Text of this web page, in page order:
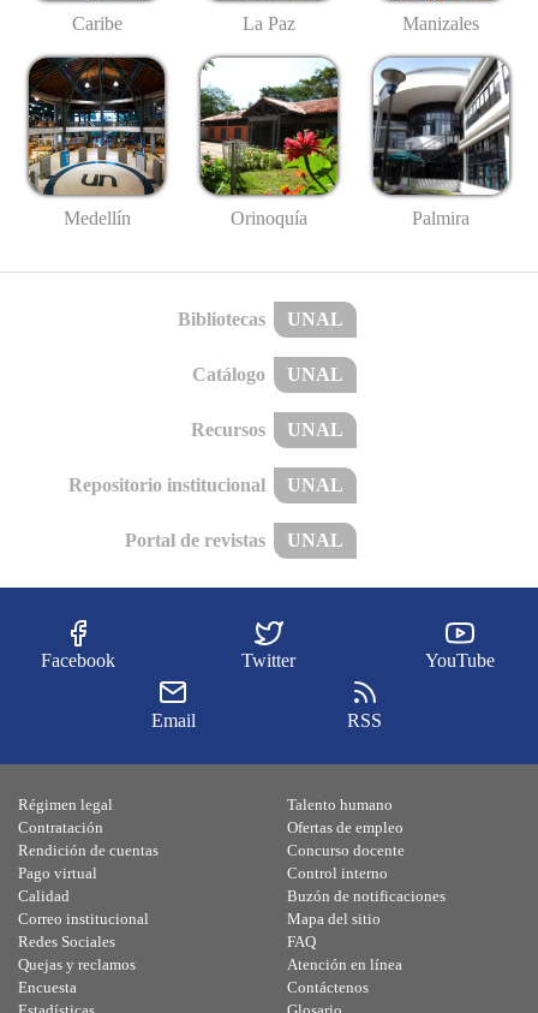
Caribe La Paz Manizales
Medellín Orinoquía Palmira
Bibliotecas UNAL
Catálogo UNAL
Recursos UNAL
Repositorio institucional UNAL
Portal de revistas UNAL
Facebook Twitter YouTube
Email RSS
Régimen legal
Contratación
Rendición de cuentas
Pago virtual
Calidad
Talento humano
Ofertas de empleo
Concurso docente
Control interno
Buzón de notificaciones
Correo institucional
Redes Sociales
Quejas y reclamos
Encuesta
Mapa del sitio
FAQ
Atención en línea
Contáctenos